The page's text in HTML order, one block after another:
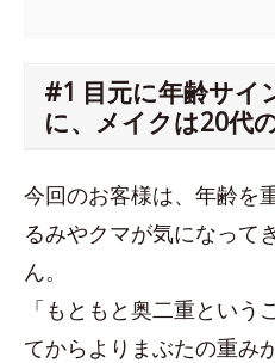
#1 目元に年齢サイ
に、メイクは20代
今回のお客様は、年齢を
るみやクマが気になって
ん。
「もともと奥二重という
てからよりまぶたの重み